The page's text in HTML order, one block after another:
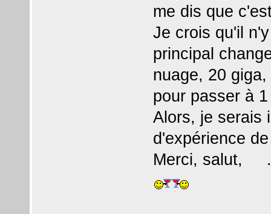
me dis que
Je crois qu'il
principal
nuage, 20
pour passer à 1
Alors, je serais
d'expérience
Merci, salut,